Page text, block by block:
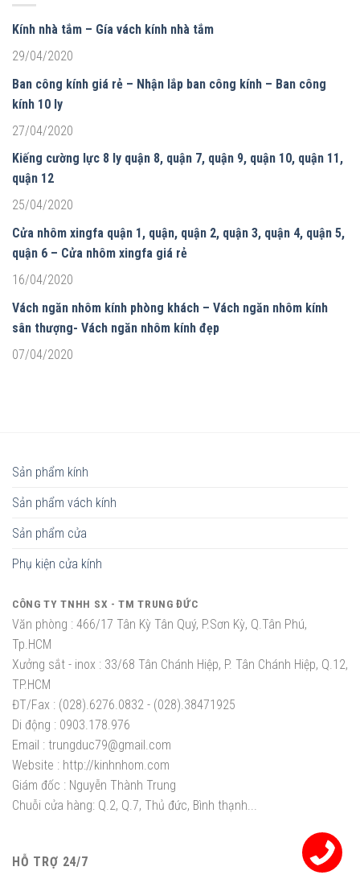
Kính nhà tắm – Gía vách kính nhà tắm
29/04/2020
Ban công kính giá rẻ – Nhận lắp ban công kính – Ban công
kính 10 ly
27/04/2020
Kiếng cường lực 8 ly quận 8, quận 7, quận 9, quận 10, quận 11,
quận 12
25/04/2020
Cửa nhôm xingfa quận 1, quận, quận 2, quận 3, quận 4, quận 5,
quận 6 – Cửa nhôm xingfa giá rẻ
16/04/2020
Vách ngăn nhôm kính phòng khách – Vách ngăn nhôm kính
sân thượng- Vách ngăn nhôm kính đẹp
07/04/2020
Sản phẩm kính
Sản phẩm vách kính
Sản phẩm cửa
Phụ kiện cửa kính
CÔNG TY TNHH SX - TM TRUNG ĐỨC
Văn phòng : 466/17 Tân Kỳ Tân Quý, P.Sơn Kỳ, Q.Tân Phú,
Tp.HCM
Xưởng sắt - inox : 33/68 Tân Chánh Hiệp, P. Tân Chánh Hiệp, Q.12,
TP.HCM
ĐT/Fax : (028).6276.0832 - (028).38471925
Di động : 0903.178.976
Email : trungduc79@gmail.com
Website : http://kinhnhom.com
Giám đốc : Nguyễn Thành Trung
Chuỗi cửa hàng: Q.2, Q.7, Thủ đức, Bình thạnh...
HỖ TRỢ 24/7